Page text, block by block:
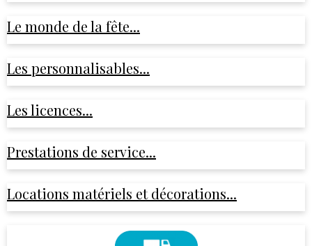
Le monde de la fête...
Les personnalisables...
Les licences...
Prestations de service...
Locations matériels et décorations...